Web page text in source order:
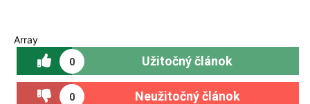
Array
0 Užitočný článok
0 Neužitočný článok